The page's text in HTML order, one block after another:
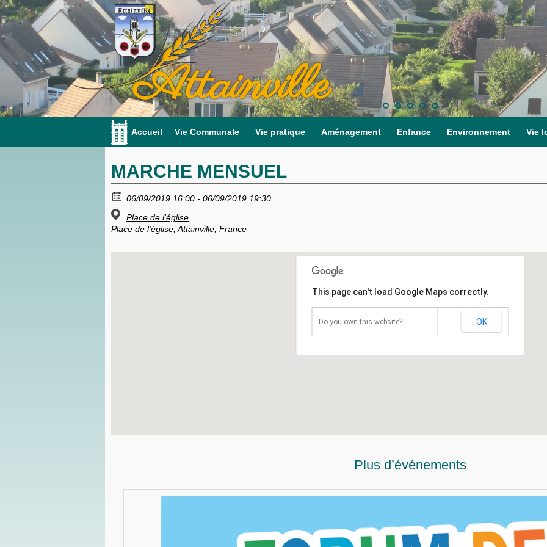
Attainville
Accueil Vie Communale Vie pratique Aménagement Enfance Environnement Vie
MARCHE MENSUEL
06/09/2019 16:00 - 06/09/2019 19:30
Place de l'église
Place de l'église, Attainville, France
This page can't load Google Maps correctly.
Do you own this website? OK
Plus d’événements